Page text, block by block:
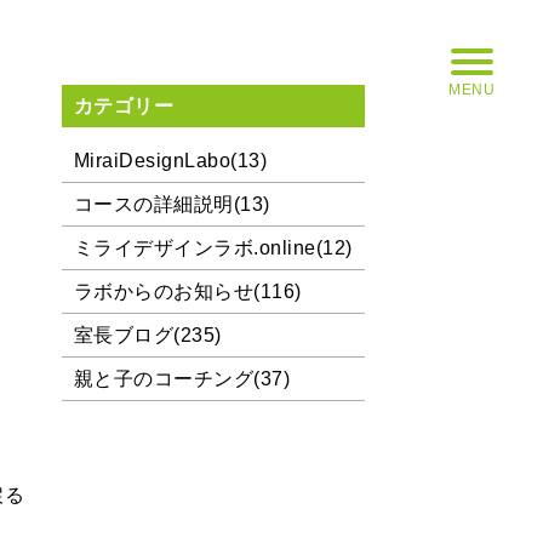
MENU
カテゴリー
MiraiDesignLabo(13)
コースの詳細説明(13)
ミライデザインラボ.online(12)
ラボからのお知らせ(116)
室長ブログ(235)
親と子のコーチング(37)